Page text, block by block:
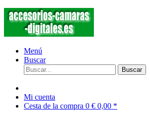
Menú
Buscar
Buscar
Mi cuenta
Cesta de la compra 0 € 0,00 *